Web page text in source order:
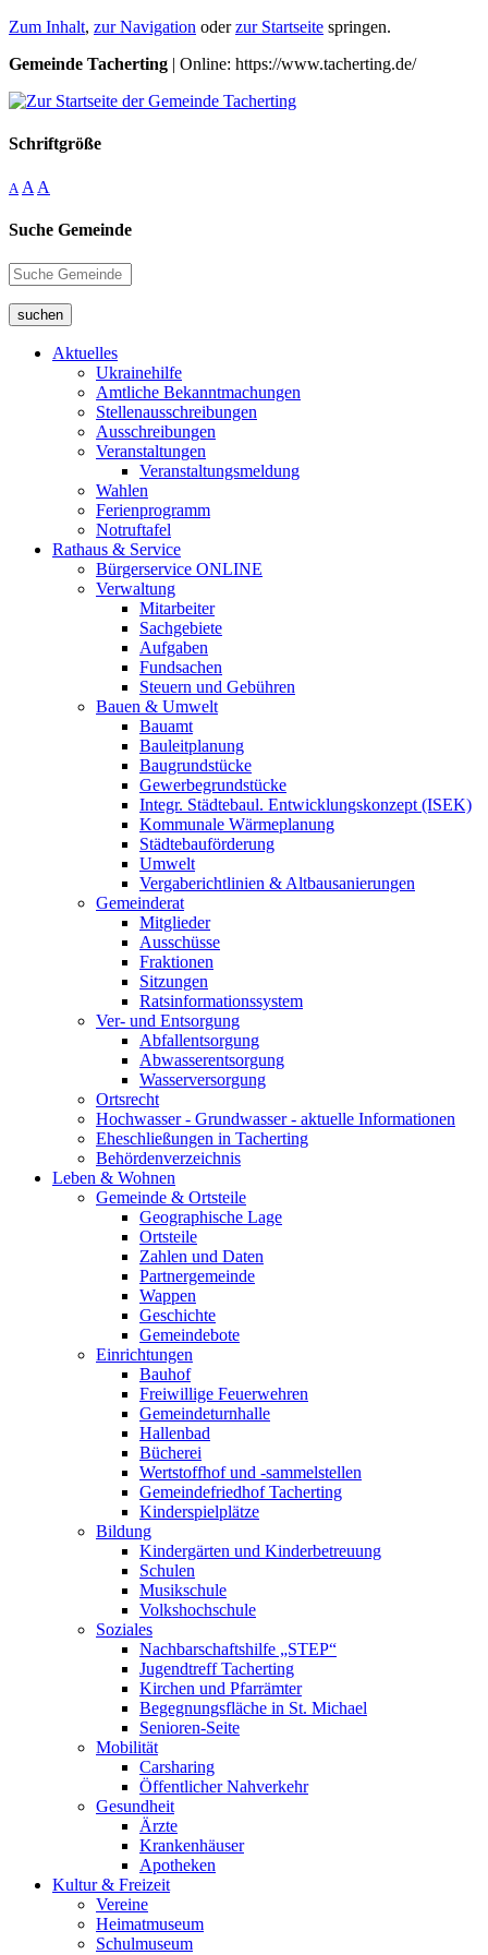
Zum Inhalt, zur Navigation oderzur Startseite springen.
Gemeinde Tacherting | Online: https://www.tacherting.de/
Schriftgröße
A A A
Suche Gemeinde
suchen
Aktuelles
Ukrainehilfe
Amtliche Bekanntmachungen
Stellenausschreibungen
Ausschreibungen
Veranstaltungen
Veranstaltungsmeldung
Wahlen
Ferienprogramm
Notruftafel
Rathaus & Service
Bürgerservice ONLINE
Verwaltung
Mitarbeiter
Sachgebiete
Aufgaben
Fundsachen
Steuern und Gebühren
Bauen & Umwelt
Bauamt
Bauleitplanung
Baugrundstücke
Gewerbegrundstücke
Integr. Städtebaul. Entwicklungskonzept (ISEK)
Kommunale Wärmeplanung
Städtebauförderung
Umwelt
Vergaberichtlinien & Altbausanierungen
Gemeinderat
Mitglieder
Ausschüsse
Fraktionen
Sitzungen
Ratsinformationssystem
Ver- und Entsorgung
Abfallentsorgung
Abwasserentsorgung
Wasserversorgung
Ortsrecht
Hochwasser - Grundwasser - aktuelle Informationen
Eheschließungen in Tacherting
Behördenverzeichnis
Leben & Wohnen
Gemeinde & Ortsteile
Geographische Lage
Ortsteile
Zahlen und Daten
Partnergemeinde
Wappen
Geschichte
Gemeindebote
Einrichtungen
Bauhof
Freiwillige Feuerwehren
Gemeindeturnhalle
Hallenbad
Bücherei
Wertstoffhof und -sammelstellen
Gemeindefriedhof Tacherting
Kinderspielplätze
Bildung
Kindergärten und Kinderbetreuung
Schulen
Musikschule
Volkshochschule
Soziales
Nachbarschaftshilfe „STEP“
Jugendtreff Tacherting
Kirchen und Pfarrämter
Begegnungsfläche in St. Michael
Senioren-Seite
Mobilität
Carsharing
Öffentlicher Nahverkehr
Gesundheit
Ärzte
Krankenhäuser
Apotheken
Kultur & Freizeit
Vereine
Heimatmuseum
Schulmuseum